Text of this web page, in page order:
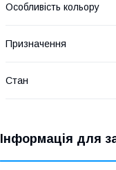
Особливість кольору
Призначення
Стан
Інформація для